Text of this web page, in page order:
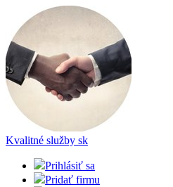
Kvalitné služby sk
Prihlásiť sa
Pridať firmu